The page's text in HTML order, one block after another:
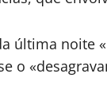
última noite
o